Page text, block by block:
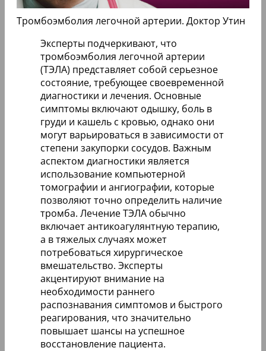
Тромбоэмболия легочной артерии. Доктор Утин
Эксперты подчеркивают, что
тромбоэмболия легочной артерии
(ТЭЛА) представляет собой серьезное
состояние, требующее своевременной
диагностики и лечения. Основные
симптомы включают одышку, боль в
груди и кашель с кровью, однако они
могут варьироваться в зависимости от
степени закупорки сосудов. Важным
аспектом диагностики является
использование компьютерной
томографии и ангиографии, которые
позволяют точно определить наличие
тромба. Лечение ТЭЛА обычно
включает антикоагулянтную терапию,
а в тяжелых случаях может
потребоваться хирургическое
вмешательство. Эксперты
акцентируют внимание на
необходимости раннего
распознавания симптомов и быстрого
реагирования, что значительно
повышает шансы на успешное
восстановление пациента.